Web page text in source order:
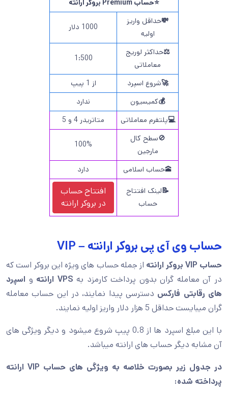
⭐حساب Premium بروکر ارانته
💸حداقل واریز
اولیه
1000 دلار
⚖️حداکثر لوریج
معاملاتی
1:500
🚀شروع اسپرد
از 1 پیپ
💰کمیسیون
ندارد
💻پلتفرم معاملاتی
متاتریدر 4 و 5
🚫سطح کال
مارجین
100%
🕋حساب اسلامی دارد
📝لینک افتتاح
حساب
افتتاح حساب
در بروکر ارانته
حساب وی آی پی بروکر ارانته – VIP
حساب VIP بروکر ارانته
از جمله حساب های ویژه این بروکر است که
در آن معامله گران بدون پرداخت کارمزد به VPS ارانته و اسپرد
های رقابتی فارکس دسترسی پیدا نمایند، در این حساب معامله
گران میبایست حداقل 5 هزار دلار واریز اولیه نمایند.
با این مبلغ اسپرد ها از 0.8 پیپ شروع میشود و دیگر ویژگی های
آن مشابه دیگر حساب های ارانته میباشد.
در جدول زیر بصورت خلاصه به ویژگی های حساب VIP ارانته
پرداخته شده: